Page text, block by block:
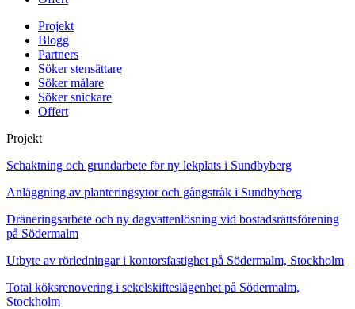
Projekt
Blogg
Partners
Söker stensättare
Söker målare
Söker snickare
Offert
Projekt
Schaktning och grundarbete för ny lekplats i Sundbyberg
Anläggning av planteringsytor och gångstråk i Sundbyberg
Dräneringsarbete och ny dagvattenlösning vid bostadsrättsförening
på Södermalm
Utbyte av rörledningar i kontorsfastighet på Södermalm, Stockholm
Total köksrenovering i sekelskifteslägenhet på Södermalm,
Stockholm